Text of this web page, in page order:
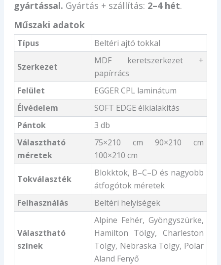
gyártással. Gyártás + szállítás: 2–4 hét.
Műszaki adatok
Típus Beltéri ajtó tokkal
Szerkezet
MDF keretszerkezet +
papírrács
Felület
EGGER CPL laminátum
Élvédelem
SOFT EDGE élkialakítás
Pántok
3 db
Választható
méretek
75×210 cm 90×210 cm
100×210 cm
Tokválaszték
Blokktok, B–C–D és nagyobb
átfogótok méretek
Felhasználás
Beltéri helyiségek
Választható
színek
Alpine Fehér, Gyöngyszürke,
Hamilton Tölgy, Charleston
Tölgy, Nebraska Tölgy, Polar
Aland Fenyő